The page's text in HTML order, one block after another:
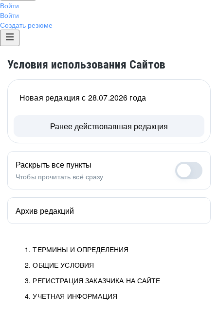
Войти
Войти
Создать резюме
Условия использования Сайтов
1. ТЕРМИНЫ И ОПРЕДЕЛЕНИЯ
2. ОБЩИЕ УСЛОВИЯ
3. РЕГИСТРАЦИЯ ЗАКАЗЧИКА НА САЙТЕ
4. УЧЕТНАЯ ИНФОРМАЦИЯ
Новая редакция с 28.07.2026 года
Ранее действовавшая редакция
Раскрыть все пункты
Чтобы прочитать всё сразу
Архив редакций